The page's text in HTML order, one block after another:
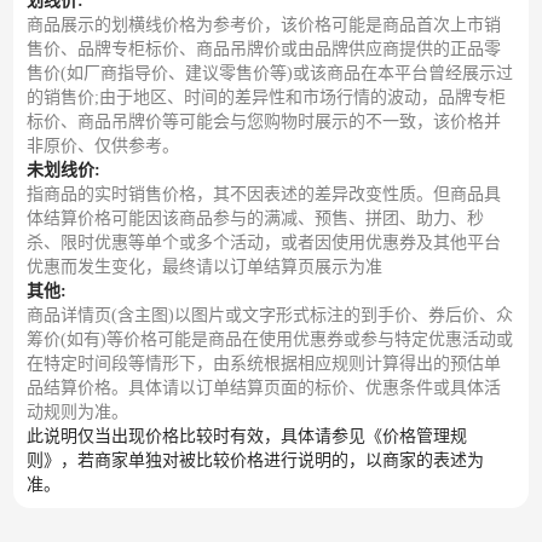
商品展示的划横线价格为参考价，该价格可能是商品首次上市销
售价、品牌专柜标价、商品吊牌价或由品牌供应商提供的正品零
售价(如厂商指导价、建议零售价等)或该商品在本平台曾经展示过
的销售价;由于地区、时间的差异性和市场行情的波动，品牌专柜
标价、商品吊牌价等可能会与您购物时展示的不一致，该价格并
非原价、仅供参考。
未划线价:
指商品的实时销售价格，其不因表述的差异改变性质。但商品具
体结算价格可能因该商品参与的满减、预售、拼团、助力、秒
杀、限时优惠等单个或多个活动，或者因使用优惠券及其他平台
优惠而发生变化，最终请以订单结算页展示为准
其他:
商品详情页(含主图)以图片或文字形式标注的到手价、券后价、众
筹价(如有)等价格可能是商品在使用优惠券或参与特定优惠活动或
在特定时间段等情形下，由系统根据相应规则计算得出的预估单
品结算价格。具体请以订单结算页面的标价、优惠条件或具体活
动规则为准。
此说明仅当出现价格比较时有效，具体请参见《价格管理规
则》，若商家单独对被比较价格进行说明的，以商家的表述为
准。